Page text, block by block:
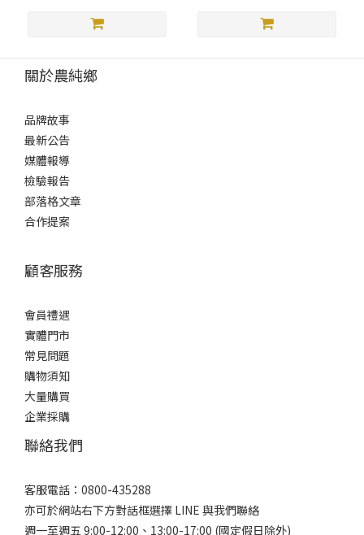
關於農純鄉
品牌故事
最新公告
媒體報導
檢驗報告
部落格文章
合作提案
顧客服務
會員禮遇
實體門市
常見問題
購物須知
大量購買
企業採購
聯絡我們
客服電話：0800-435288
亦可於網站右下方對話框選擇 LINE 與我們聯絡
週一至週五 9:00-12:00、13:00-17:00 (國定假日除外)